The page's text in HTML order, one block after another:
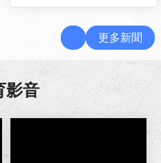
更多新聞
影音